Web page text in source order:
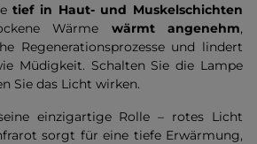
tief in Haut- und Muskelschichten
Wärme wärmt angenehm,
Regenerationsprozesse und lindert
Müdigkeit. Schalten Sie die Lampe
Sie das Licht wirken.
einzigartige Rolle – rotes Licht
sorgt für eine tiefe Erwärmung,